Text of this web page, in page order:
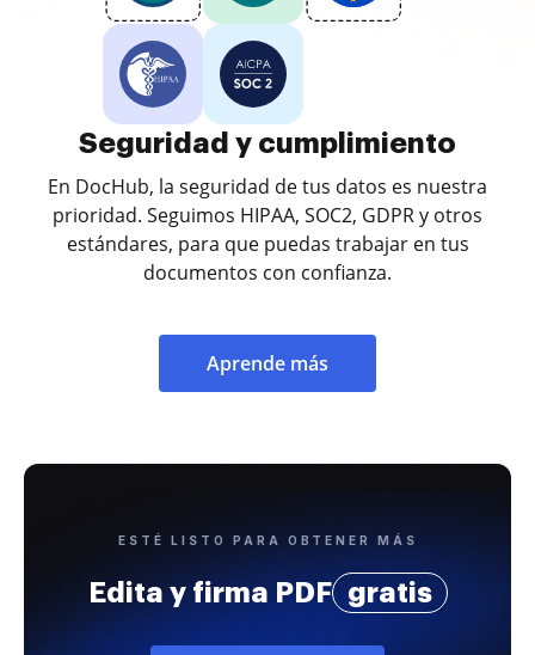
Seguridad y cumplimiento
En DocHub, la seguridad de tus datos es nuestra
prioridad. Seguimos HIPAA, SOC2, GDPR y otros
estándares, para que puedas trabajar en tus
documentos con confianza.
Aprende más
ESTÉ LISTO PARA OBTENER MÁS
Edita y firma PDF gratis